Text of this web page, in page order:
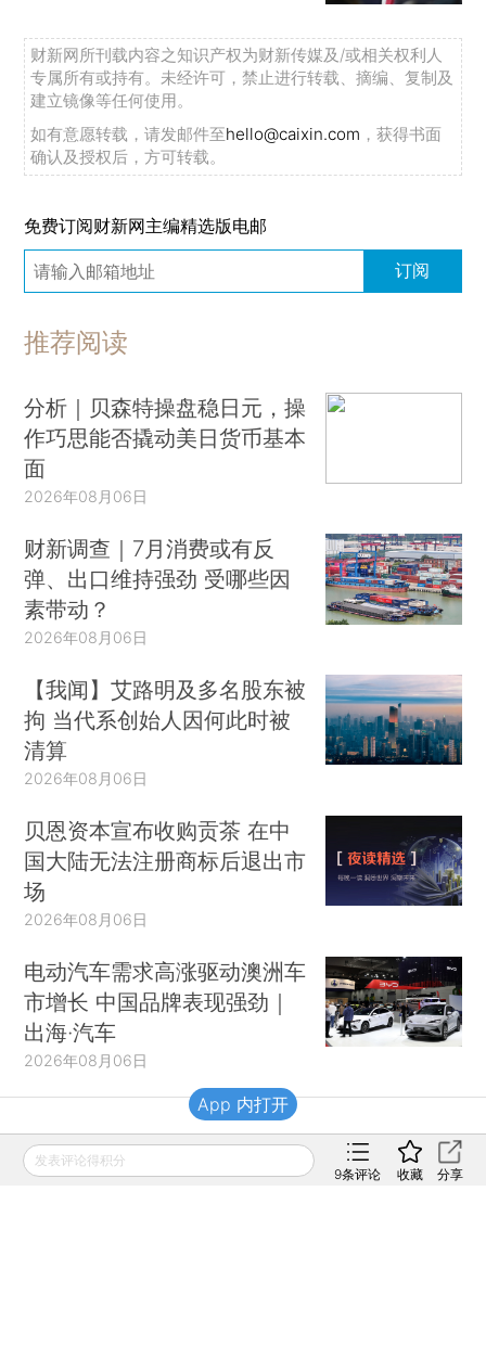
财新网所刊载内容之知识产权为财新传媒及/或相关权利人
专属所有或持有。未经许可，禁止进行转载、摘编、复制及
建立镜像等任何使用。
如有意愿转载，请发邮件至hello@caixin.com ，获得书面
确认及授权后，方可转载。
免费订阅财新网主编精选版电邮
订阅
推荐阅读
分析｜贝森特操盘稳日元，操
作巧思能否撬动美日货币基本
面
2026年08月06日
财新调查｜7月消费或有反
弹、出口维持强劲 受哪些因
素带动？
2026年08月06日
【我闻】艾路明及多名股东被
拘 当代系创始人因何此时被
清算
2026年08月06日
贝恩资本宣布收购贡茶 在中
国大陆无法注册商标后退出市
场
2026年08月06日
电动汽车需求高涨驱动澳洲车
市增长 中国品牌表现强劲｜
出海·汽车
2026年08月06日
财新移动
发表评论得积分
9条评论 收藏 分享
App 内打开